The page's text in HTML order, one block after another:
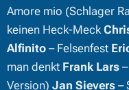
Amore mio (Schlager
keinen Heck-Meck
Alfinito – Felsenfest
man denkt Frank Lars
Version) Jan Sievers –